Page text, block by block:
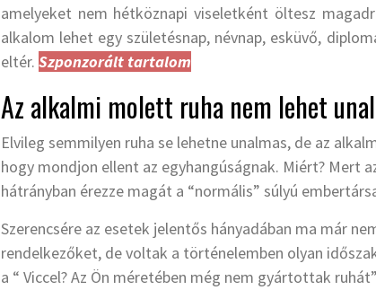
amelyeket nem hétköznapi viseletként öltesz
alkalom lehet egy születésnap, névnap, esküvő,
eltér. Szponzorált tartalom
Az alkalmi molett ruha nem lehet
Elvileg semmilyen ruha se lehetne unalmas, de az
hogy mondjon ellent az egyhangúságnak. Miért? Mert
hátrányban érezze magát a “normális” súlyú
Szerencsére az esetek jelentős hányadában ma már
rendelkezőket, de voltak a történelemben olyan
a “ Viccel? Az Ön méretében még nem gyártottak